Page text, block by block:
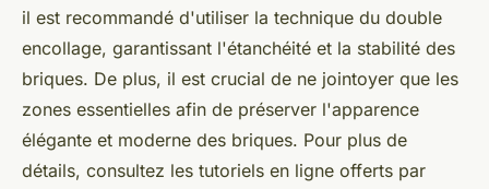
il est recommandé d'utiliser la technique du double
encollage, garantissant l'étanchéité et la stabilité des
briques. De plus, il est crucial de ne jointoyer que les
zones essentielles afin de préserver l'apparence
élégante et moderne des briques. Pour plus de
détails, consultez les tutoriels en ligne offerts par